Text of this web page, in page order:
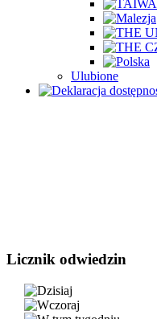
Ulubione
Licznik odwiedzin